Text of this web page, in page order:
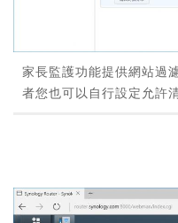
家長監護功能提供網站過
者您也可以自行設定允許